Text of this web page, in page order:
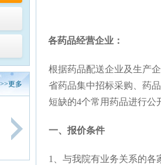
>>更多
各药品经营企业：
根据药品配送企业及生产
省药品集中招标采购、药
短缺的4个常用药品进行公
一、报价条件
1、与我院有业务关系的各